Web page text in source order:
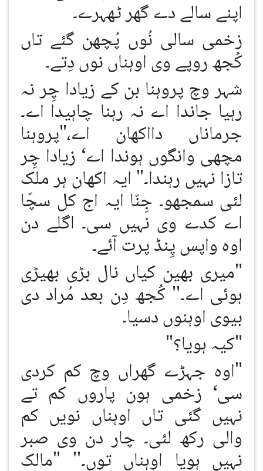
اپنے سالے دے گھر ٹھہرے۔
زخمی سالی نُوں پُچھن گئے تاں
کُجھ روپے وی اوہناں نوں دِتے۔
شہر وچ پروہنا بن کے زیادا چِر نہ
رہیا جاندا اے نہ رہنا چاہیدا اے۔
جرماناں دااکھان اے،"پروہنا
مچھی وانگوں ہوندا اے‘ زیادا چِر
تازا نہیں رہندا۔" ایہ اکھان ہر ملک
لئی سمجھو۔ جِنّا ایہ اج کل سچّا
اے کدے وی نہیں سی۔ اگلے دن
اوہ واپس پِنڈ پرت آئے۔
"میری بھین کیاں نال بڑی بھیڑی
ہوئی اے۔'' کُجھ دِن بعد مُراد دی
بیوی اوہنوں دسیا۔
"کیہ ہویا؟"
"اوہ جہڑے گھراں وچ کم کردی
سی‘ زخمی ہون پاروں کم تے
نہیں گئی تاں اوہناں نویں کم
والی رکھ لئی۔ چار دن وی صبر
نہیں ہویا اوہناں توں۔'' "مالک